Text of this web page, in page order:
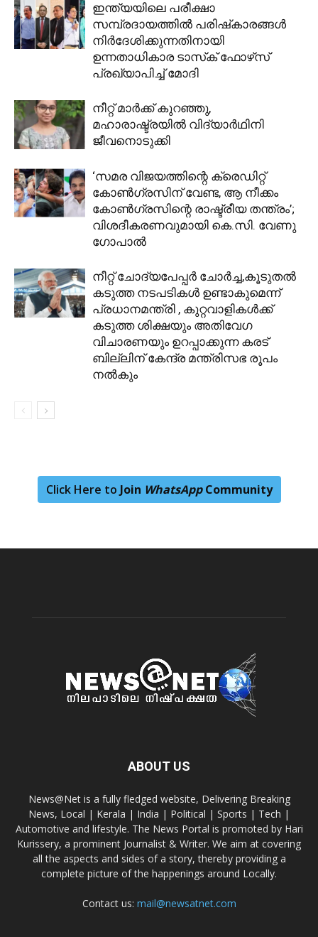
ഇന്ത്യയിലെ പരീക്ഷാ
സമ്പ്രദായത്തില്‍ പരിഷ്‌കാരങ്ങള്‍
നിര്‍ദേശിക്കുന്നതിനായി
ഉന്നതാധികാര ടാസ്‌ക് ഫോഴ്‌സ്
പ്രഖ്യാപിച്ച് മോദി
നീറ്റ് മാർക്ക് കുറഞ്ഞു,
മഹാരാഷ്ട്രയിൽ വിദ്യാർഥിനി
ജീവനൊടുക്കി
‘സമര വിജയത്തിന്റെ ക്രെഡിറ്റ്
കോൺ​ഗ്രസിന് വേണ്ട, ആ നീക്കം
കോൺ​ഗ്രസിന്റെ രാഷ്ട്രീയ തന്ത്രം’;
വിശദീകരണവുമായി കെ.സി. വേണു​
ഗോപാൽ
നീറ്റ് ചോദ്യപേപ്പര്‍ ചോര്‍ച്ച,കൂടുതല്‍
കടുത്ത നടപടികള്‍ ഉണ്ടാകുമെന്ന്
പ്രധാനമന്ത്രി , കുറ്റവാളികള്‍ക്ക്
കടുത്ത ശിക്ഷയും അതിവേഗ
വിചാരണയും ഉറപ്പാക്കുന്ന കരട്
ബില്ലിന് കേന്ദ്ര മന്ത്രിസഭ രൂപം
നല്‍കും
Click Here to Join WhatsAppCommunity
ABOUT US
News@Net is a fully fledged website, Delivering Breaking
News, Local | Kerala | India | Political | Sports | Tech |
Automotive and lifestyle. The News Portal is promoted by Hari
Kurissery, a prominent Journalist & Writer. We aim at covering
all the aspects and sides of a story, thereby providing a
complete picture of the happenings around Locally.
Contact us: mail@newsatnet.com